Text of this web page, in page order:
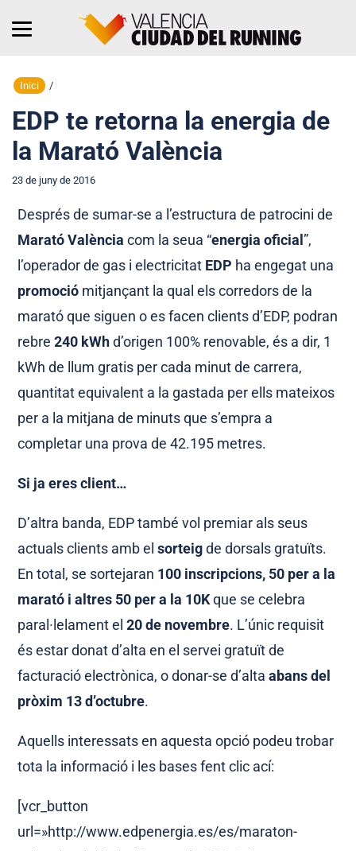
Inici /
EDP te retorna la energia de
la Marató València
23 de juny de 2016
Després de sumar-se a l’estructura de patrocini de
Marató València com la seua “energia oficial”,
l’operador de gas i electricitat EDP ha engegat una
promoció mitjançant la qual els corredors de la
marató que siguen o es facen clients d’EDP, podran
rebre240 kWhd’origen 100% renovable, és a dir, 1
kWh de llum gratis per cada minut de carrera,
quantitat equivalent a la gastada per ells mateixos
per a la mitjana de minuts que s’empra a
completar una prova de 42.195 metres.
Si ja eres client…
D’altra banda, EDP també vol premiar als seus
actuals clients amb elsorteigde dorsals gratuïts.
En total, se sortejaran 100 inscripcions, 50 per a la
marató i altres 50 per a la 10Kque se celebra
paral·lelament el20 de novembre. L’únic requisit
és estar donat d’alta en el servei gratuït de
facturació electrònica, o donar-se d’altaabans del
pròxim 13 d’octubre.
Aquells interessats en aquesta opció podeu trobar
tota la informació i les bases fent clic ací:
[vcr_button
url=»http://www.edpenergia.es/es/maraton-